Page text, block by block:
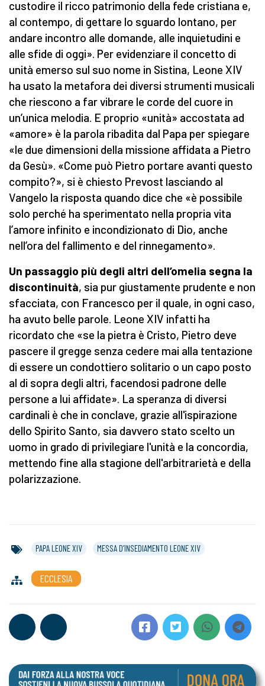
custodire il ricco patrimonio della fede cristiana e,
al contempo, di gettare lo sguardo lontano, per
andare incontro alle domande, alle inquietudini e
alle sfide di oggi». Per evidenziare il concetto di
unità emerso sul suo nome in Sistina, Leone XIV
ha usato la metafora dei diversi strumenti musicali
che riescono a far vibrare le corde del cuore in
un’unica melodia. E proprio «unità» accostata ad
«amore» è la parola ribadita dal Papa per spiegare
«le due dimensioni della missione affidata a Pietro
da Gesù». «Come può Pietro portare avanti questo
compito?», si è chiesto Prevost lasciando al
Vangelo la risposta quando dice che «è possibile
solo perché ha sperimentato nella propria vita
l’amore infinito e incondizionato di Dio, anche
nell’ora del fallimento e del rinnegamento».
Un passaggio più degli altri dell’omelia segna la
discontinuità, sia pur giustamente prudente e non
sfacciata, con Francesco per il quale, in ogni caso,
ha avuto belle parole. Leone XIV infatti ha
ricordato che «se la pietra è Cristo, Pietro deve
pascere il gregge senza cedere mai alla tentazione
di essere un condottiero solitario o un capo posto
al di sopra degli altri, facendosi padrone delle
persone a lui affidate». La speranza di diversi
cardinali è che in conclave, grazie all'ispirazione
dello Spirito Santo, sia davvero stato scelto un
uomo in grado di privilegiare l'unità e la concordia,
mettendo fine alla stagione dell'arbitrarietà e della
polarizzazione.
PAPA LEONE XIV MESSA D’INSEDIAMENTO LEONE XIV
ECCLESIA